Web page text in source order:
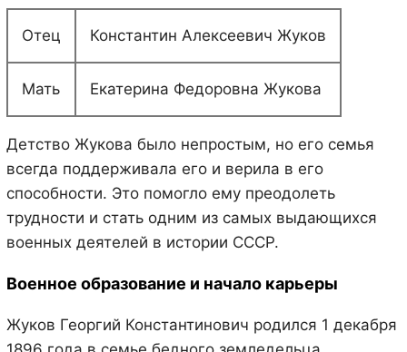
Отец Константин Алексеевич Жуков
Мать Екатерина Федоровна Жукова
Детство Жукова было непростым, но его семья
всегда поддерживала его и верила в его
способности. Это помогло ему преодолеть
трудности и стать одним из самых выдающихся
военных деятелей в истории СССР.
Военное образование и начало карьеры
Жуков Георгий Константинович родился 1 декабря